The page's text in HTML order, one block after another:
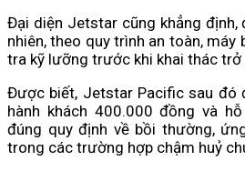
Đại diện Jetstar cũng khẳng định,
nhiên, theo quy trình an toàn, máy
tra kỹ lưỡng trước khi khai thác trở
Được biết, Jetstar Pacific sau đó
hành khách 400.000 đồng và
đúng quy định về bồi thường,
trong các trường hợp chậm huỷ